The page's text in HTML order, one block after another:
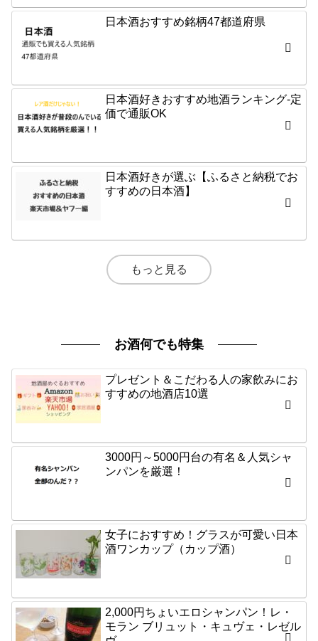
日本酒おすすめ銘柄47都道府県
日本酒好きおすすめ地酒ランキング-定
価で通販OK
日本酒好きが選ぶ【ふるさと納税でお
すすめの日本酒】
もっと見る
お酒何でも特集
プレゼント＆こだわる人の家飲みにお
すすめの地酒店10選
3000円～5000円台の有名＆人気シャ
ンパンを厳選！
女子におすすめ！グラスが可愛い日本
酒ワンカップ（カップ酒）
2,000円ちょいエロシャンパン！レ・
モラン ブリュット・キュヴェ・レゼル